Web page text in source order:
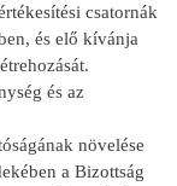
csatornák
és elő kívánja
és az
növelése
a Bizottság